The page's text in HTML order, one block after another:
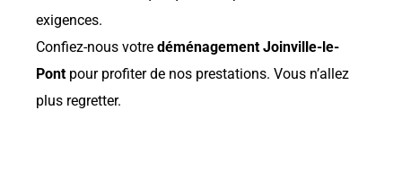
exigences.
Confiez-nous votre déménagement Joinville-le-
Pont pour profiter de nos prestations. Vous n’allez
plus regretter.